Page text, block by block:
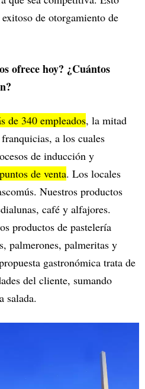
de otorgamiento de
ofrece hoy? ¿Cuántos
de 340 empleados, la mitad
a los cuales
de inducción y
de venta. Los locales
Nuestros productos
café y alfajores.
productos de pastelería
palmerones, palmeritas y
gastronómica trata de
del cliente, sumando
salada.